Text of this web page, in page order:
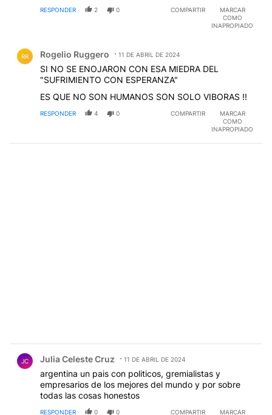
RESPONDER 2 0 COMPARTIR
MARCAR
COMO
INAPROPIADO
RR Rogelio Ruggero 11 DE ABRIL DE 2024
SI NO SE ENOJARON CON ESA MIEDRA DEL
"SUFRIMIENTO CON ESPERANZA"
ES QUE NO SON HUMANOS SON SOLO VIBORAS !!
RESPONDER 4 0 COMPARTIR
MARCAR
COMO
INAPROPIADO
JC Julia Celeste Cruz 11 DE ABRIL DE 2024
argentina un pais con politicos, gremialistas y
empresarios de los mejores del mundo y por sobre
todas las cosas honestos
RESPONDER 0 0 COMPARTIR MARCAR